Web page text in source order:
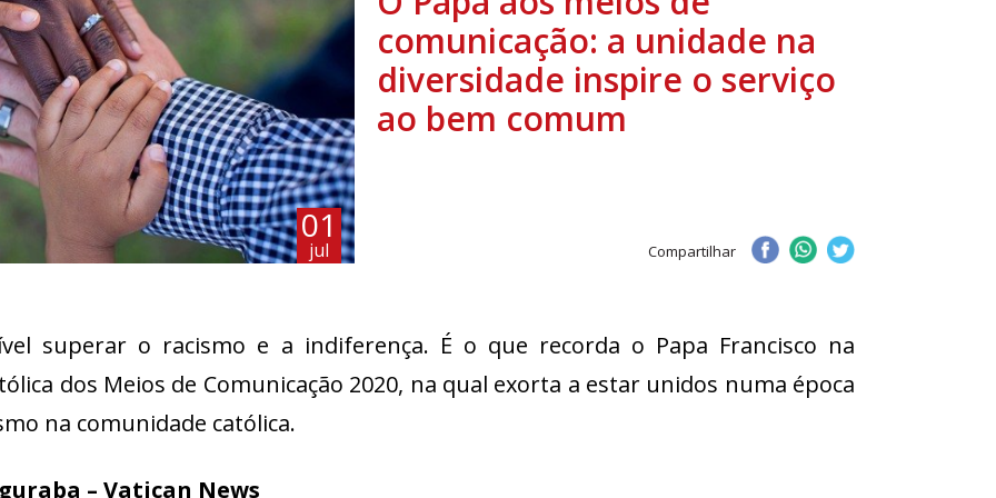
01
jul
comunicação: a unidade na
diversidade inspire o serviço
ao bem comum
Compartilhar
superar o racismo e a indiferença. É o que recorda o Papa Francisco na
dos Meios de Comunicação 2020, na qual exorta a estar unidos numa época
na comunidade católica.
– Vatican News